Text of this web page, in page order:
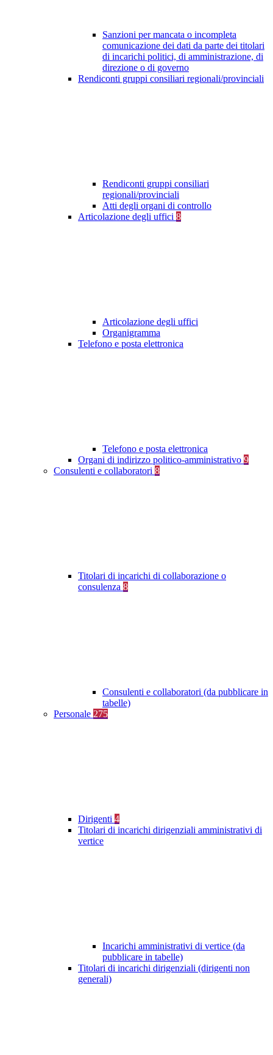
Sanzioni per mancata o incompleta
comunicazione dei dati da parte dei titolari
di incarichi politici, di amministrazione, di
direzione o di governo
Rendiconti gruppi consiliari regionali/provinciali
Rendiconti gruppi consiliari
regionali/provinciali
Atti degli organi di controllo
Articolazione degli uffici 8
Articolazione degli uffici
Organigramma
Telefono e posta elettronica
Telefono e posta elettronica
Organi di indirizzo politico-amministrativo 9
Consulenti e collaboratori 8
Titolari di incarichi di collaborazione o
consulenza 8
Consulenti e collaboratori (da pubblicare in
tabelle)
Personale 275
Dirigenti 4
Titolari di incarichi dirigenziali amministrativi di
vertice
Incarichi amministrativi di vertice (da
pubblicare in tabelle)
Titolari di incarichi dirigenziali (dirigenti non
generali)